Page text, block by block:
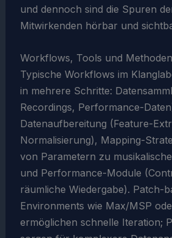
und dennoch sind die Spuren
Mitwirkenden hörbar und
Workflows, Tools und Methoden
Typische Workflows im
in mehrere Schritte:
Recordings, Performance-
Datenaufbereitung (Feature-
Normalisierung), Mapping-
von Parametern zu
und Performance-Module
räumliche Wiedergabe). Patch-
Environments wie Max/MSP
ermöglichen schnelle Iteration;